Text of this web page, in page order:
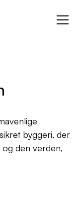
byggeri, der
den verden,